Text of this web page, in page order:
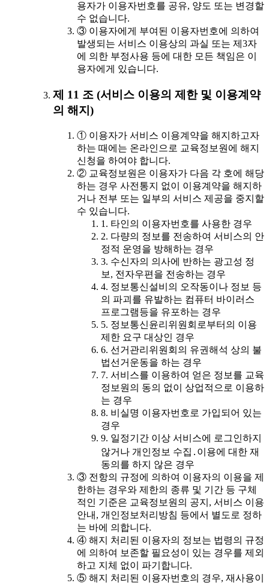
용자가 이용자번호를 공유, 양도 또는 변경할
수 없습니다.
③ 이용자에게 부여된 이용자번호에 의하여
발생되는 서비스 이용상의 과실 또는 제3자
에 의한 부정사용 등에 대한 모든 책임은 이
용자에게 있습니다.
제 11 조 (서비스 이용의 제한 및 이용계약
의 해지)
① 이용자가 서비스 이용계약을 해지하고자
하는 때에는 온라인으로 교육정보원에 해지
신청을 하여야 합니다.
② 교육정보원은 이용자가 다음 각 호에 해당
하는 경우 사전통지 없이 이용계약을 해지하
거나 전부 또는 일부의 서비스 제공을 중지할
수 있습니다.
1. 타인의 이용자번호를 사용한 경우
2. 다량의 정보를 전송하여 서비스의 안
정적 운영을 방해하는 경우
3. 수신자의 의사에 반하는 광고성 정
보, 전자우편을 전송하는 경우
4. 정보통신설비의 오작동이나 정보 등
의 파괴를 유발하는 컴퓨터 바이러스
프로그램등을 유포하는 경우
5. 정보통신윤리위원회로부터의 이용
제한 요구 대상인 경우
6. 선거관리위원회의 유권해석 상의 불
법선거운동을 하는 경우
7. 서비스를 이용하여 얻은 정보를 교육
정보원의 동의 없이 상업적으로 이용하
는 경우
8. 비실명 이용자번호로 가입되어 있는
경우
9. 일정기간 이상 서비스에 로그인하지
않거나 개인정보 수집․이용에 대한 재
동의를 하지 않은 경우
③ 전항의 규정에 의하여 이용자의 이용을 제
한하는 경우와 제한의 종류 및 기간 등 구체
적인 기준은 교육정보원의 공지, 서비스 이용
안내, 개인정보처리방침 등에서 별도로 정하
는 바에 의합니다.
④ 해지 처리된 이용자의 정보는 법령의 규정
에 의하여 보존할 필요성이 있는 경우를 제외
하고 지체 없이 파기합니다.
⑤ 해지 처리된 이용자번호의 경우, 재사용이